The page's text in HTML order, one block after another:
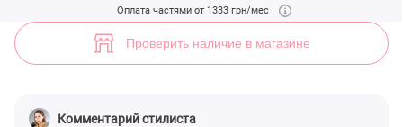
Оплата частями от 1333 грн/мес
Проверить наличие в магазине
Комментарий стилиста
Черное трикотажное платье макси с расклешенной юбкой (арт.